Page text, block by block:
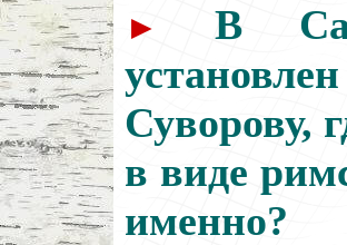
►
В
Суворову,
в виде
именно?